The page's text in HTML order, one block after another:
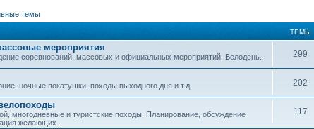
темы
ТЕМЫ
мероприятия
соревнований, массовых и официальных мероприятий. Велодень. 299
ночные покатушки, походы выходного дня и т.д. 202
многодневные и туристские походы. Планирование, обсуждение
желающих.
117